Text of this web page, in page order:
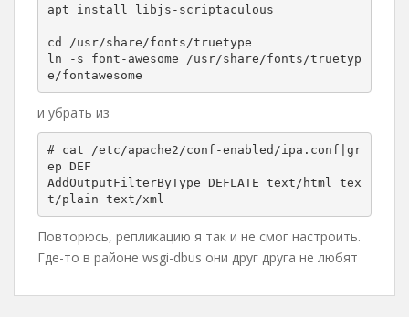
apt install libjs-scriptaculous
cd /usr/share/fonts/truetype
ln -s font-awesome /usr/share/fonts/truetyp
и убрать из
# cat /etc/apache2/conf-enabled/ipa.conf|gr
ep DEF
AddOutputFilterByType DEFLATE text/html tex
Повторюсь, репликацию я так и не смог настроить.
Где-то в районе wsgi-dbus они друг друга не любят